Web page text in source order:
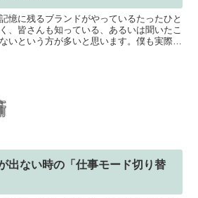
憶に残るブランドがやっているたったひと
、皆さんも知っている、あるいは聞いたこ
いという方が多いと思います。僕も実際、
出ない時の「仕事モード切り替